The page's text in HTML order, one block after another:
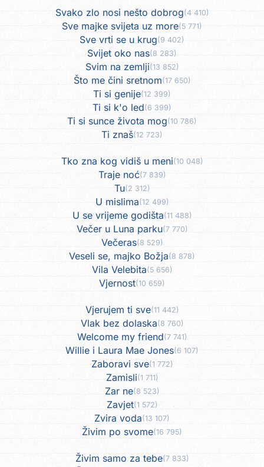
Svako zlo nosi nešto dobrog(4 410)
Sve majke svijeta uz more(5 771)
Sve vrti se u krug(9 402)
Svijet oko nas(8 283)
Svim na zemlji(13 852)
Što me čini sretnom(17 650)
Ti si genije(12 399)
Ti si k'o led(6 399)
Ti si sunce života mog(10 786)
Ti znaš(12 723)
Tko zna kog vidiš u meni(10 048)
Traje noć(7 839)
Tu(2 312)
U mislima(12 499)
U se vrijeme godišta(11 488)
Večer u Luna parku(7 770)
Večeras(8 529)
Veseli se, majko Božja(8 878)
Vila Velebita(5 656)
Vjernost(10 659)
Vjerujem ti sve(11 442)
Vlak bez dolaska(8 760)
Welcome my friend(7 741)
Willie i Laura Mae Jones(6 107)
Zaboravi sve(1 772)
Zamisli(1 711)
Zar ne(8 523)
Zavjet(1 572)
Zvira voda(13 107)
Živim po svome(16 795)
Živim samo za tebe(7 833)